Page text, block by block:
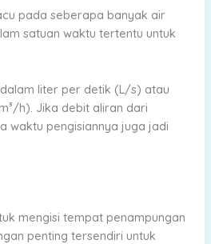
pada seberapa banyak air
satuan waktu tertentu untuk
liter per detik (L/s) atau
h). Jika debit aliran dari
waktu pengisiannya juga jadi
mengisi tempat penampungan
penting tersendiri untuk